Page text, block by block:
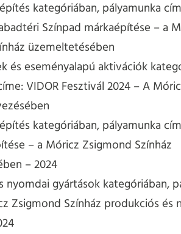
kategóriában, pályamunka
Színpad márkaépítése – a
üzemeltetésében
és eseményalapú aktivációk
VIDOR Fesztivál 2024 – A
kategóriában, pályamunka
– a Móricz Zsigmond Színház
– 2024
nyomdai gyártások kategóriában,
Zsigmond Színház produkciós és